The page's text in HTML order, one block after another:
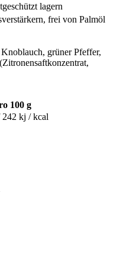
lagern
frei von Palmöl
grüner Pfeffer,
100 g
242 kj / kcal